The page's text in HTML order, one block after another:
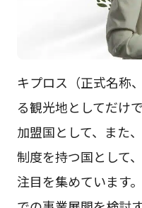
キプロス（正式名称
る観光地としてだけ
加盟国として、また
制度を持つ国として
注目を集めています